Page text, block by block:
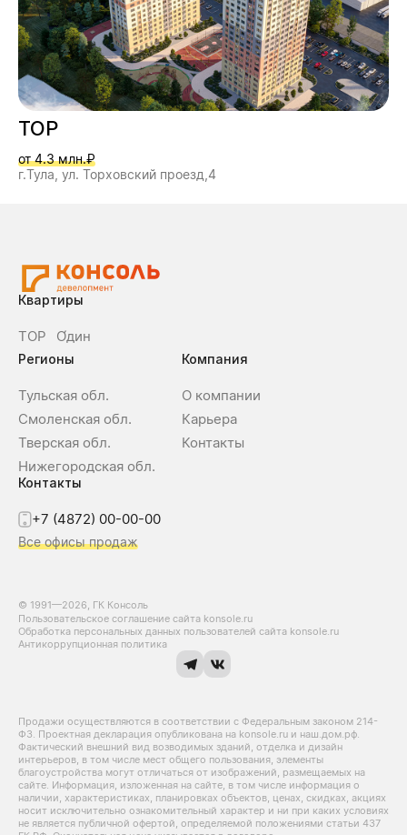
ТОР
от 4.3 млн.₽
г.Тула, ул. Торховский проезд,4
Квартиры
ТОР О́дин
Регионы
Тульская обл.
Смоленская обл.
Тверская обл.
Нижегородская обл.
Компания
О компании
Карьера
Контакты
Контакты
+7 (4872) 00-00-00
Все офисы продаж
© 1991—2026, ГК Консоль
Пользовательское соглашение сайта konsole.ru
Обработка персональных данных пользователей сайта konsole.ru
Антикоррупционная политика
Продажи осуществляются в соответствии с Федеральным законом 214-
Ф3. Проектная декларация опубликована на konsole.ru и наш.дом.рф.
Фактический внешний вид возводимых зданий, отделка и дизайн
интерьеров, в том числе мест общего пользования, элементы
благоустройства могут отличаться от изображений, размещаемых на
сайте. Информация, изложенная на сайте, в том числе информация о
наличии, характеристиках, планировках объектов, ценах, скидках, акциях
носит исключительно ознакомительный характер и ни при каких условиях
не является публичной офертой, определяемой положениями статьи 437